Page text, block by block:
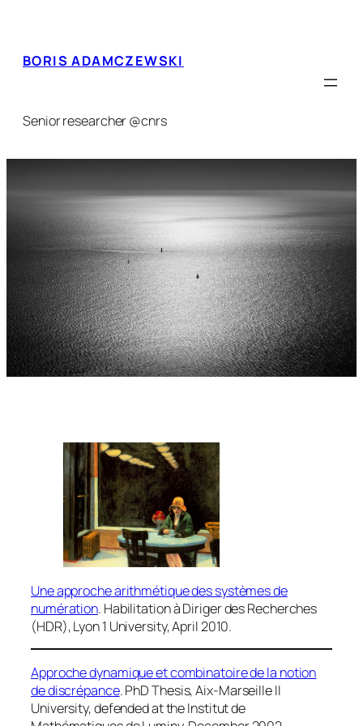
content
BORIS ADAMCZEWSKI
Senior researcher @cnrs
Une approche arithmétique des systèmes de
numération. Habilitation à Diriger des Recherches
(HDR), Lyon 1 University, April 2010.
Approche dynamique et combinatoire de la notion
de discrépance.PhD Thesis, Aix-Marseille II
University, defended at the Institut de